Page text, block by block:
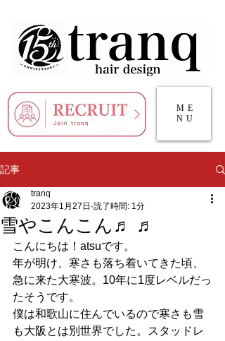
ME
NU
記事
雪やこんこん♬ ♬
tranq
2023年1月27日 読了時間: 1分
こんにちは！atsuです。
年が明け、寒さも落ち着いてきた頃、
急に来た大寒波。10年に1度レベルだっ
たそうです。
僕は和歌山に住んでいるので寒さも雪
も大阪とは別世界でした。スタッドレ